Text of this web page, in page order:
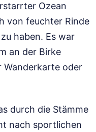
Ozean
von feuchter Rinde
haben. Es war
an der Birke
Wanderkarte oder
durch die Stämme
nach sportlichen